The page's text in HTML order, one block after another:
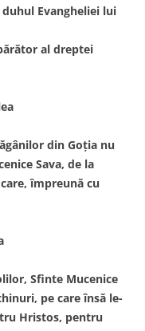
Evangheliei lui
al dreptei
din Goția nu
Sava, de la
împreună cu
Sfinte Mucenice
pe care însă le-
Hristos, pentru